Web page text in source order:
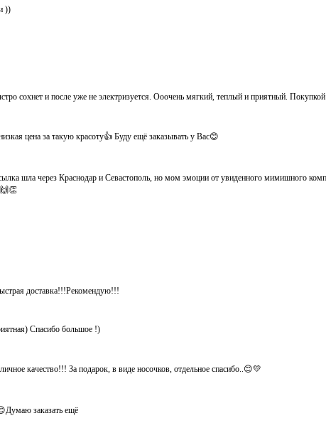
))
сохнет и после уже не электризуется. Ооочень мягкий, теплый и приятный.
цена за такую красоту👍 Буду ещё заказывать у Вас😊
шла через Краснодар и Севастополь, но мом эмоции от увиденного мимишного
доставка!!!Рекомендую!!!
Спасибо большое !)
качество!!! За подарок, в виде носочков, отдельное спасибо..😊💛
заказать ещё